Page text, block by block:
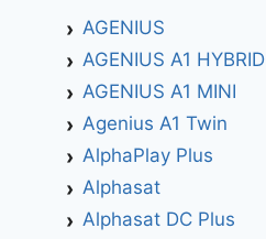
AGENIUS
AGENIUS A1 HYBRID
AGENIUS A1 MINI
Agenius A1 Twin
AlphaPlay Plus
Alphasat
Alphasat DC Plus